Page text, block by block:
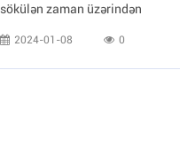
sökülən zaman üzərindən
2024-01-08 0